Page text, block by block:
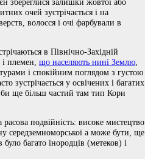
очей зустрічається і на
волосся і очі фарбували в
в Північно-Західній
племен, що населяють нині Землю
і спокійним поглядом з густою
зустрічається у освічених і багатих
би ще більш частий там тип Кори
подвійність: високе мистецтво
середземноморської а може бути, ще
багато інородців (метеков) і